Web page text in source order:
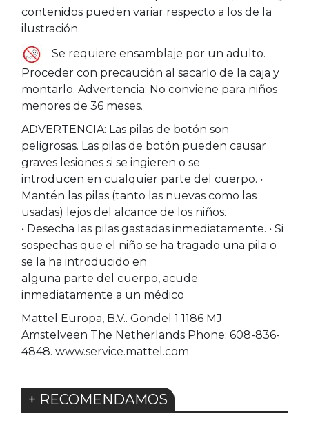
contenidos pueden variar respecto a los de la
ilustración.
Se requiere ensamblaje por un adulto.
Proceder con precaución al sacarlo de la caja y
montarlo. Advertencia: No conviene para niños
menores de 36 meses.
ADVERTENCIA: Las pilas de botón son
peligrosas. Las pilas de botón pueden causar
graves lesiones si se ingieren o se
introducen en cualquier parte del cuerpo. •
Mantén las pilas (tanto las nuevas como las
usadas) lejos del alcance de los niños.
• Desecha las pilas gastadas inmediatamente. • Si
sospechas que el niño se ha tragado una pila o
se la ha introducido en
alguna parte del cuerpo, acude
inmediatamente a un médico
Mattel Europa, B.V.. Gondel 1 1186 MJ
Amstelveen The Netherlands Phone: 608-836-
4848. www.service.mattel.com
+ RECOMENDAMOS